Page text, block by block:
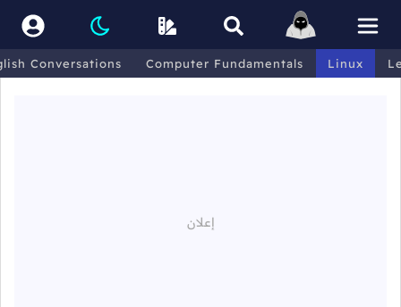
Conversations Computer Fundamentals Linux